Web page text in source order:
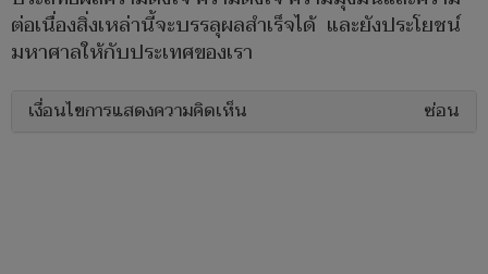
ต่อเนื่องสิ่งเหล่านี้จะบรรลุผลสำเร็จได้ และยังประโยชน์
มหาศาลให้กับประเทศของเรา
เงื่อนไขการแสดงความคิดเห็น ซ่อน